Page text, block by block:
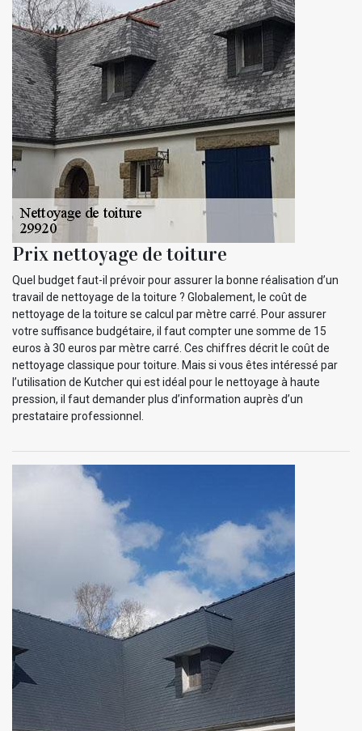
Prix nettoyage de toiture
Quel budget faut-il prévoir pour assurer la bonne réalisation d’un
travail de nettoyage de la toiture ? Globalement, le coût de
nettoyage de la toiture se calcul par mètre carré. Pour assurer
votre suffisance budgétaire, il faut compter une somme de 15
euros à 30 euros par mètre carré. Ces chiffres décrit le coût de
nettoyage classique pour toiture. Mais si vous êtes intéressé par
l’utilisation de Kutcher qui est idéal pour le nettoyage à haute
pression, il faut demander plus d’information auprès d’un
prestataire professionnel.